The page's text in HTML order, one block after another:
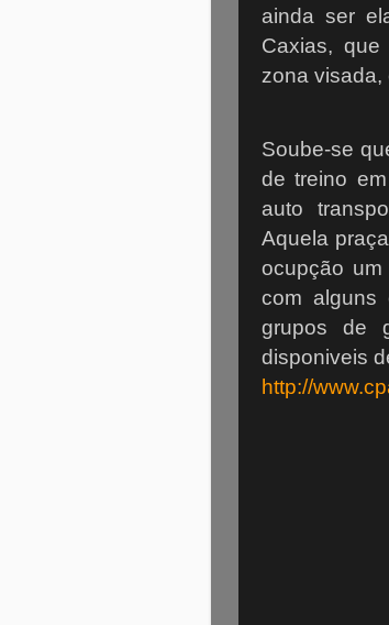
ainda ser
Caxias,
zona visada,
Soube-se
de treino
auto
Aquela
ocupção um
com alguns
grupos de
disponiveis
http://